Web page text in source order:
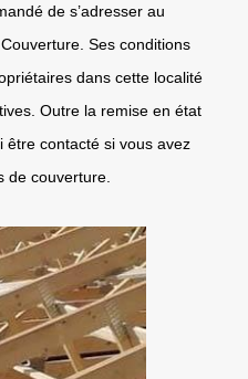
de s’adresser au
Ses conditions
dans cette localité
Outre la remise en état
être contacté si vous avez
de couverture.